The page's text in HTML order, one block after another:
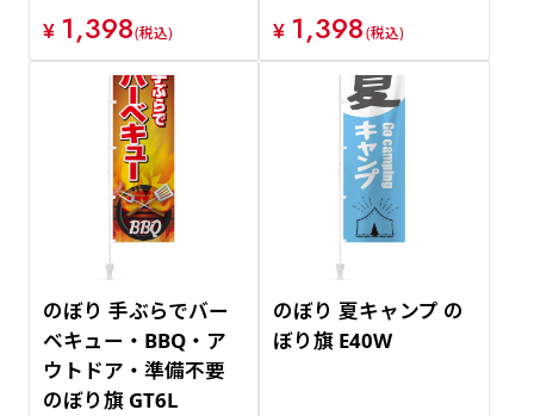
¥ 1,398(税込) ¥ 1,398(税込)
のぼり 手ぶらでバー
ベキュー・BBQ・ア
ウトドア・準備不要
のぼり旗 GT6L
のぼり 夏キャンプ の
ぼり旗 E40W